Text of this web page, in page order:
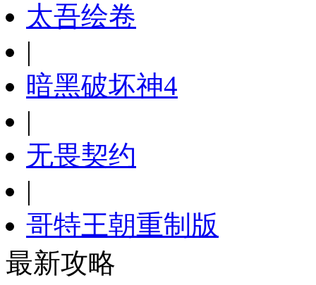
太吾绘卷
|
暗黑破坏神4
|
无畏契约
|
哥特王朝重制版
最新攻略